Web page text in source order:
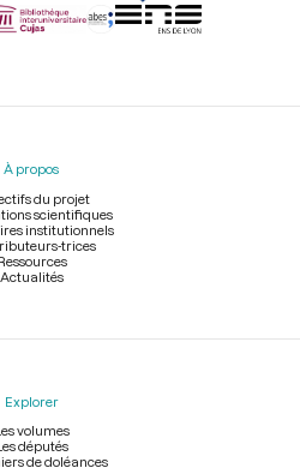
À propos
du projet
scientifiques
institutionnels
trices
Actualités
Explorer
volumes
députés
de doléances